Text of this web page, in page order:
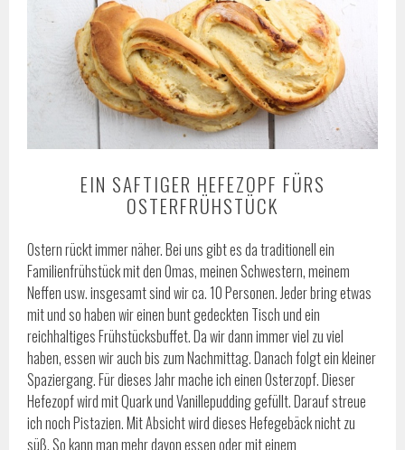
EIN SAFTIGER HEFEZOPF FÜRS
OSTERFRÜHSTÜCK
Ostern rückt immer näher. Bei uns gibt es da traditionell ein
Familienfrühstück mit den Omas, meinen Schwestern, meinem
Neffen usw. insgesamt sind wir ca. 10 Personen. Jeder bring etwas
mit und so haben wir einen bunt gedeckten Tisch und ein
reichhaltiges Frühstücksbuffet. Da wir dann immer viel zu viel
haben, essen wir auch bis zum Nachmittag. Danach folgt ein kleiner
Spaziergang. Für dieses Jahr mache ich einen Osterzopf. Dieser
Hefezopf wird mit Quark und Vanillepudding gefüllt. Darauf streue
ich noch Pistazien. Mit Absicht wird dieses Hefegebäck nicht zu
süß. So kann man mehr davon essen oder mit einem